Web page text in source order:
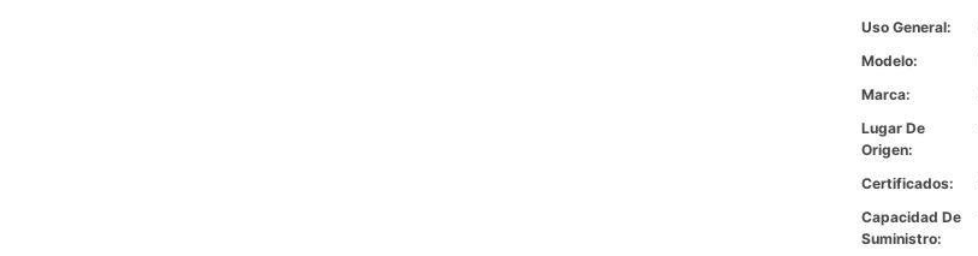
Uso General:
Modelo:
Marca:
Lugar De
Origen:
Certificados:
Capacidad De
Suministro: